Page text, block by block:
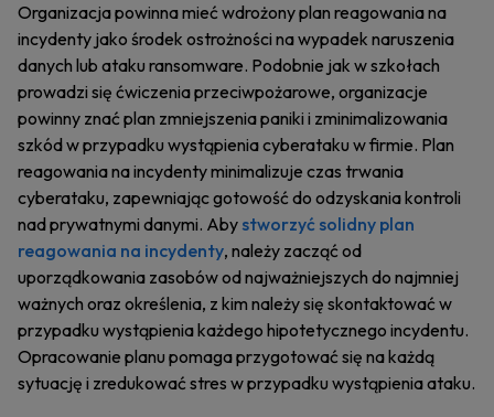
Organizacja powinna mieć wdrożony plan reagowania na
incydenty jako środek ostrożności na wypadek naruszenia
danych lub ataku ransomware. Podobnie jak w szkołach
prowadzi się ćwiczenia przeciwpożarowe, organizacje
powinny znać plan zmniejszenia paniki i zminimalizowania
szkód w przypadku wystąpienia cyberataku w firmie. Plan
reagowania na incydenty minimalizuje czas trwania
cyberataku, zapewniając gotowość do odzyskania kontroli
nad prywatnymi danymi. Aby stworzyć solidny plan
reagowania na incydenty, należy zacząć od
uporządkowania zasobów od najważniejszych do najmniej
ważnych oraz określenia, z kim należy się skontaktować w
przypadku wystąpienia każdego hipotetycznego incydentu.
Opracowanie planu pomaga przygotować się na każdą
sytuację i zredukować stres w przypadku wystąpienia ataku.